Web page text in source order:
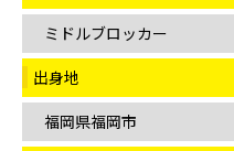
ミドルブロッカー
出身地
福岡県福岡市